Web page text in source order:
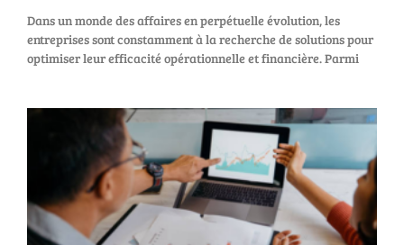
Dans un monde des affaires en perpétuelle évolution, les
entreprises sont constamment à la recherche de solutions pour
optimiser leur efficacité opérationnelle et financière. Parmi